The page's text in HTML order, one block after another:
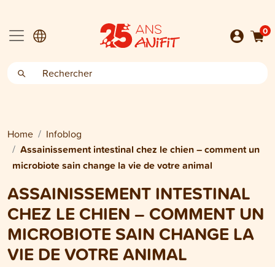
0
Home Infoblog
Assainissement intestinal chez le chien – comment un
microbiote sain change la vie de votre animal
ASSAINISSEMENT INTESTINAL
CHEZ LE CHIEN – COMMENT UN
MICROBIOTE SAIN CHANGE LA
VIE DE VOTRE ANIMAL